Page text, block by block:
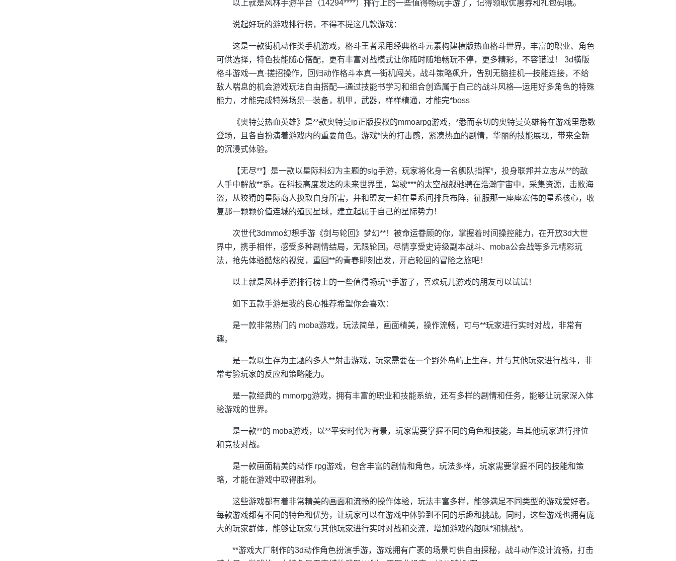
以上就是风林手游平台（14294****）排行上的一些值得畅玩手游了，记得领取优惠券和礼包码哦。
说起好玩的游戏排行榜，不得不提这几款游戏：
这是一款街机动作类手机游戏，格斗王者采用经典格斗元素构建横版热血格斗世界，丰富的职业、角色
可供选择，特色技能随心搭配，更有丰富对战模式让你随时随地畅玩不停，更多精彩，不容错过！ 3d横版
格斗游戏—真·搓招操作，回归动作格斗本真—街机闯关，战斗策略飙升，告别无脑挂机—技能连接，不给
敌人喘息的机会游戏玩法自由搭配—通过技能书学习和组合创造属于自己的战斗风格—运用好多角色的特殊
能力，才能完成特殊场景—装备，机甲，武器，样样精通，才能完*boss
《奥特曼热血英雄》是**款奥特曼ip正版授权的mmoarpg游戏，*悉而亲切的奥特曼英雄将在游戏里悉数
登场，且各自扮演着游戏内的重要角色。游戏*快的打击感，紧凑热血的剧情，华丽的技能展现，带来全新
的沉浸式体验。
【无尽**】是一款以星际科幻为主题的slg手游，玩家将化身一名舰队指挥*，投身联邦并立志从**的敌
人手中解放**系。在科技高度发达的未来世界里，驾驶***的太空战舰驰骋在浩瀚宇宙中，采集资源，击败海
盗，从狡猾的星际商人换取自身所需，并和盟友一起在星系间排兵布阵，征服那一座座宏伟的星系核心，收
复那一颗颗价值连城的殖民星球，建立起属于自己的星际势力！
次世代3dmmo幻想手游《剑与轮回》梦幻**！被命运眷顾的你，掌握着时间操控能力，在开放3d大世
界中，携手相伴，感受多种剧情结局，无限轮回。尽情享受史诗级副本战斗、moba公会战等多元精彩玩
法，抢先体验酷炫的视觉，重回**的青春即刻出发，开启轮回的冒险之旅吧！
以上就是风林手游排行榜上的一些值得畅玩**手游了，喜欢玩儿游戏的朋友可以试试！
如下五款手游是我的良心推荐希望你会喜欢：
是一款非常热门的 moba游戏，玩法简单，画面精美，操作流畅，可与**玩家进行实时对战，非常有
趣。
是一款以生存为主题的多人**射击游戏，玩家需要在一个野外岛屿上生存，并与其他玩家进行战斗，非
常考验玩家的反应和策略能力。
是一款经典的 mmorpg游戏，拥有丰富的职业和技能系统，还有多样的剧情和任务，能够让玩家深入体
验游戏的世界。
是一款**的 moba游戏，以**平安时代为背景，玩家需要掌握不同的角色和技能，与其他玩家进行排位
和竞技对战。
是一款画面精美的动作 rpg游戏，包含丰富的剧情和角色，玩法多样，玩家需要掌握不同的技能和策
略，才能在游戏中取得胜利。
这些游戏都有着非常精美的画面和流畅的操作体验，玩法丰富多样，能够满足不同类型的游戏爱好者。
每款游戏都有不同的特色和优势，让玩家可以在游戏中体验到不同的乐趣和挑战。同时，这些游戏也拥有庞
大的玩家群体，能够让玩家与其他玩家进行实时对战和交流，增加游戏的趣味*和挑战*。
**游戏大厂制作的3d动作角色扮演手游，游戏拥有广袤的场景可供自由探秘，战斗动作设计流畅，打击